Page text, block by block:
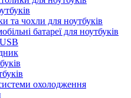
та чохли для ноутбуків
батареї для ноутбуків
охолодження